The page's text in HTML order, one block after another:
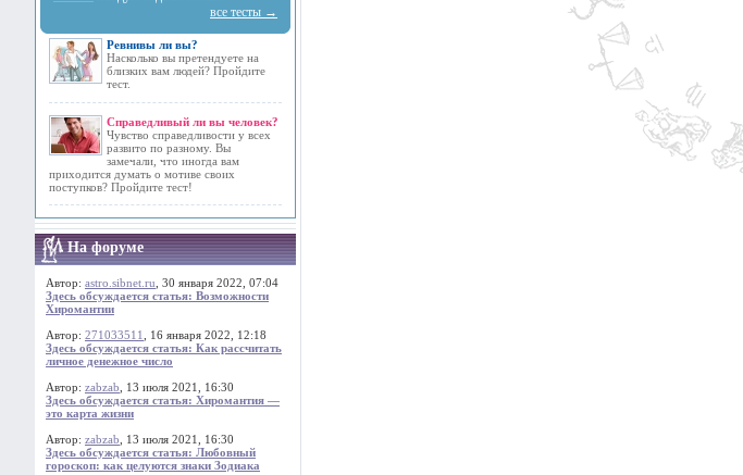
все тесты →
Ревнивы ли вы?
Насколько вы претендуете на
близких вам людей? Пройдите
тест.
Справедливый ли вы человек?
Чувство справедливости у всех
развито по разному. Вы
замечали, что иногда вам
приходится думать о мотиве своих
поступков? Пройдите тест!
На форуме
Автор: astro.sibnet.ru , 30 января 2022, 07:04
Здесь обсуждается статья: Возможности
Хиромантии
Автор: 271033511
, 16 января 2022, 12:18
Здесь обсуждается статья: Как рассчитать
личное денежное число
Автор: zabzab , 13 июля 2021, 16:30
Здесь обсуждается статья: Хиромантия —
это карта жизни
Автор: zabzab , 13 июля 2021, 16:30
Здесь обсуждается статья: Любовный
гороскоп: как целуются знаки Зодиака